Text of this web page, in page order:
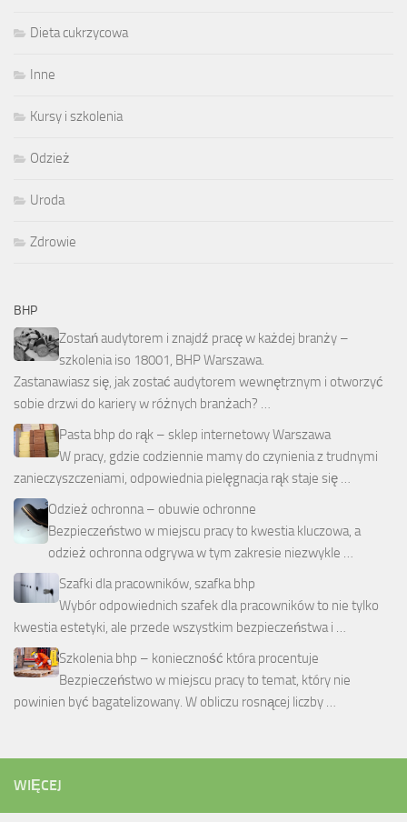
Dieta cukrzycowa
Inne
Kursy i szkolenia
Odzież
Uroda
Zdrowie
BHP
Zostań audytorem i znajdź pracę w każdej branży –
szkolenia iso 18001, BHP Warszawa.
Zastanawiasz się, jak zostać audytorem wewnętrznym i otworzyć
sobie drzwi do kariery w różnych branżach? …
Pasta bhp do rąk – sklep internetowy Warszawa
W pracy, gdzie codziennie mamy do czynienia z trudnymi
zanieczyszczeniami, odpowiednia pielęgnacja rąk staje się …
Odzież ochronna – obuwie ochronne
Bezpieczeństwo w miejscu pracy to kwestia kluczowa, a
odzież ochronna odgrywa w tym zakresie niezwykle …
Szafki dla pracowników, szafka bhp
Wybór odpowiednich szafek dla pracowników to nie tylko
kwestia estetyki, ale przede wszystkim bezpieczeństwa i …
Szkolenia bhp – konieczność która procentuje
Bezpieczeństwo w miejscu pracy to temat, który nie
powinien być bagatelizowany. W obliczu rosnącej liczby …
WIĘCEJ